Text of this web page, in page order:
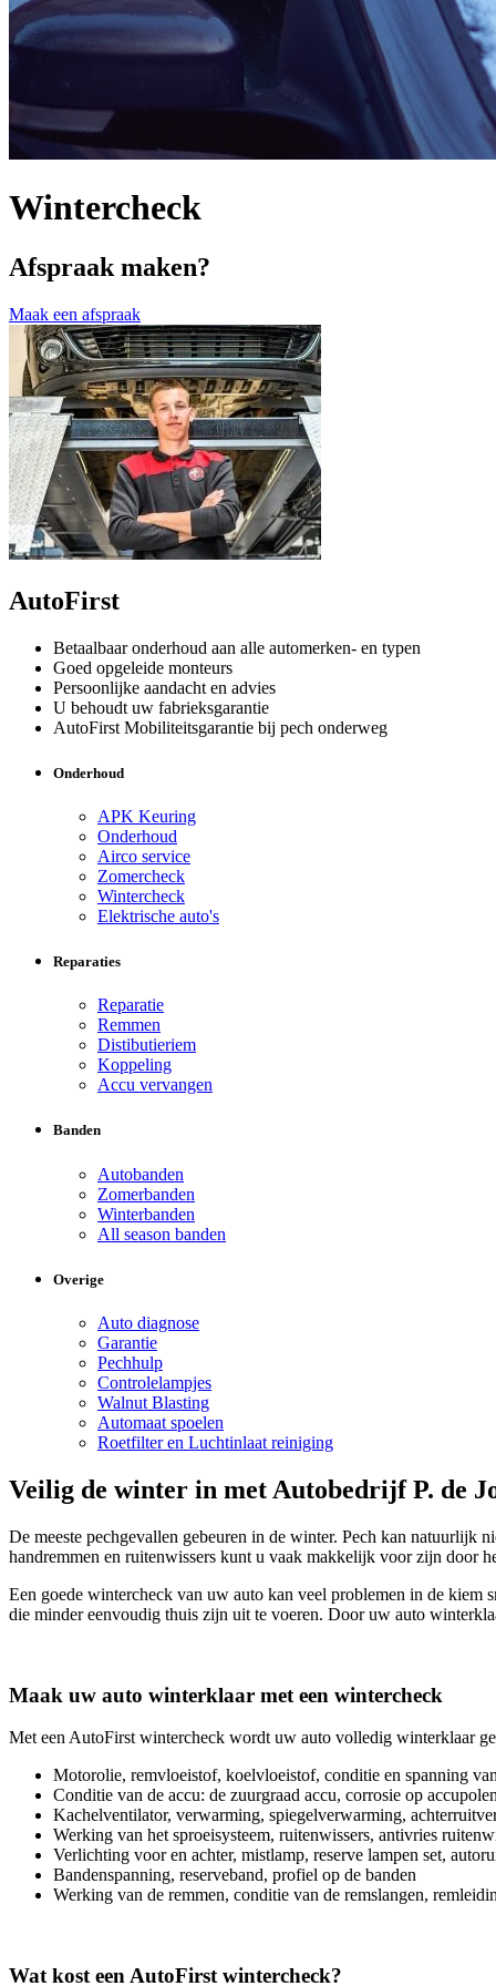
Wintercheck
Afspraak maken?
Maak een afspraak
AutoFirst
Betaalbaar onderhoud aan alle automerken- en typen
Goed opgeleide monteurs
Persoonlijke aandacht en advies
U behoudt uw fabrieksgarantie
AutoFirst Mobiliteitsgarantie bij pech onderweg
Onderhoud
APK Keuring
Onderhoud
Airco service
Zomercheck
Wintercheck
Elektrische auto's
Reparaties
Reparatie
Remmen
Distibutieriem
Koppeling
Accu vervangen
Banden
Autobanden
Zomerbanden
Winterbanden
All season banden
Overige
Auto diagnose
Garantie
Pechhulp
Controlelampjes
Walnut Blasting
Automaat spoelen
Roetfilter en Luchtinlaat reiniging
Veilig de winter in met Autobedrijf P. de
De meeste pechgevallen gebeuren in de winter. Pech kan natuurlijk
handremmen en ruitenwissers kunt u vaak makkelijk voor zijn door
Een goede wintercheck van uw auto kan veel problemen in de kiem
die minder eenvoudig thuis zijn uit te voeren. Door uw auto
Maak uw auto winterklaar met een wintercheck
Met een AutoFirst wintercheck wordt uw auto volledig winterklaar
Motorolie, remvloeistof, koelvloeistof, conditie en spanning
Conditie van de accu: de zuurgraad accu, corrosie op
Kachelventilator, verwarming, spiegelverwarming,
Werking van het sproeisysteem, ruitenwissers, antivries
Verlichting voor en achter, mistlamp, reserve lampen set,
Bandenspanning, reserveband, profiel op de banden
Werking van de remmen, conditie van de remslangen,
Wat kost een AutoFirst wintercheck?